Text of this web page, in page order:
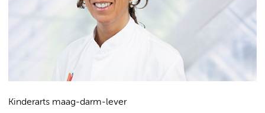
Kinderarts maag-darm-lever